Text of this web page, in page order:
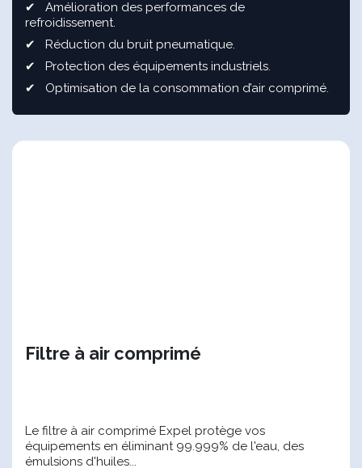
✔ Amélioration des performances de
Filtre à air comprimé
Le filtre à air comprimé Expel protège vos
équipements en éliminant 99.999% de l'eau, des